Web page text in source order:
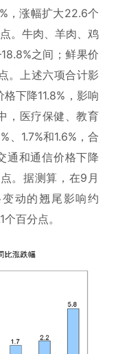
，涨幅扩大22.6个
。牛肉、羊肉、鸡
之间；鲜果价
。上述六项合计影
下降11.8%，影响
，医疗保健、教育
、1.7%和1.6%，合
通和通信价格下降
。据测算，在9月
动的翘尾影响约
百分点。